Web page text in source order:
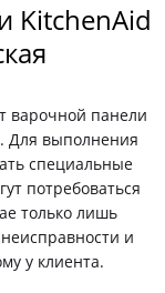
KitchenAid
варочной панели
Для выполнения
специальные
потребоваться
только лишь
и
у клиента.